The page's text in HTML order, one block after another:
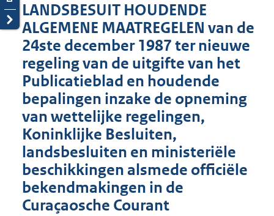
LANDSBESUIT HOUDENDE
ALGEMENE MAATREGELEN van de
24ste december 1987 ter nieuwe
regeling van de uitgifte van het
Publicatieblad en houdende
bepalingen inzake de opneming
van wettelijke regelingen,
Koninklijke Besluiten,
landsbesluiten en ministeriële
beschikkingen alsmede officiële
bekendmakingen in de
Curaçaosche Courant